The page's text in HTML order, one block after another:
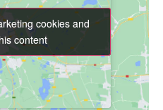
cookies and
content
cookies and
content